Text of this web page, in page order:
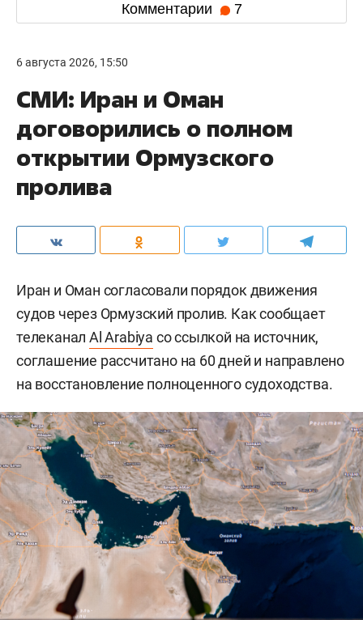
Комментарии 7
6 августа 2026, 15:50
СМИ: Иран и Оман
договорились о полном
открытии Ормузского
пролива
Иран и Оман согласовали порядок движения
судов через Ормузский пролив. Как сообщает
телеканалAl Arabiya со ссылкой на источник,
соглашение рассчитано на 60 дней и направлено
на восстановление полноценного судоходства.